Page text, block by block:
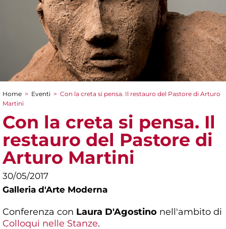
Tu sei qui
Home > Eventi > Con la creta si pensa. Il restauro del Pastore di Arturo
Martini
Con la creta si pensa. Il
restauro del Pastore di
Arturo Martini
30/05/2017
Galleria d'Arte Moderna
Conferenza con Laura D'Agostino nell'ambito di
Colloqui nelle Stanze.